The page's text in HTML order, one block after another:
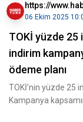
https://
06 Ekim 2025
TOKİ yüzde 25
indirim
ödeme planı
TOKİ’nin yüzde 25
Kampanya